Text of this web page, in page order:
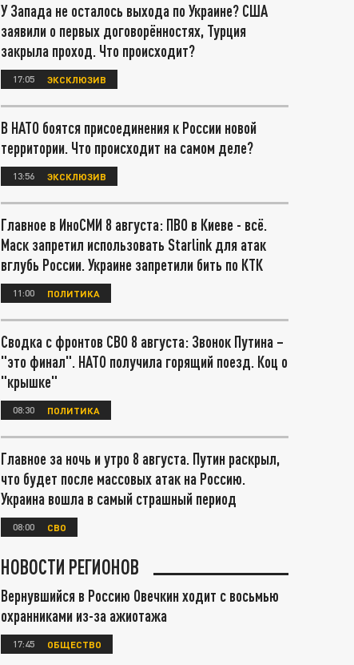
У Запада не осталось выхода по Украине? США
заявили о первых договорённостях, Турция
закрыла проход. Что происходит?
17:05 ЭКСКЛЮЗИВ
В НАТО боятся присоединения к России новой
территории. Что происходит на самом деле?
13:56 ЭКСКЛЮЗИВ
Главное в ИноСМИ 8 августа: ПВО в Киеве - всё.
Маск запретил использовать Starlink для атак
вглубь России. Украине запретили бить по КТК
11:00 ПОЛИТИКА
Сводка с фронтов СВО 8 августа: Звонок Путина –
"это финал". НАТО получила горящий поезд. Коц о
"крышке"
08:30 ПОЛИТИКА
Главное за ночь и утро 8 августа. Путин раскрыл,
что будет после массовых атак на Россию.
Украина вошла в самый страшный период
08:00 СВО
НОВОСТИ РЕГИОНОВ
Вернувшийся в Россию Овечкин ходит с восьмью
охранниками из-за ажиотажа
17:45 ОБЩЕСТВО